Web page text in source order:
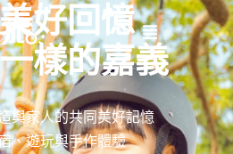
好回憶
樣的嘉義
與家人的共同美好記憶
、遊玩與手作體驗